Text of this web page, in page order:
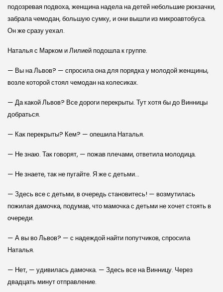
подозревая подвоха, женщина надела на детей небольшие рюкзачки,
забрала чемодан, большую сумку, и они вышли из микроавтобуса.
Он же сразу уехал.
Наталья с Марком и Лилией подошла к группе.
— Вы на Львов? — спросила она для порядка у молодой женщины,
возле которой стоял чемодан на колесиках.
— Да какой Львов? Все дороги перекрыты. Тут хотя бы до Винницы
добраться.
— Как перекрыты? Кем? — опешила Наталья.
— Не знаю. Так говорят, — пожав плечами, ответила молодица.
— Не знаете, так не пугайте. Я же с детьми…
— Здесь все с детьми, в очередь становитесь! — возмутилась
пожилая дамочка, подумав, что мамочка с детьми не хочет стоять в
очереди.
— А вы во Львов? — с надеждой найти попутчиков, спросила
Наталья.
— Нет, — удивилась дамочка. — Здесь все на Винницу. Через
двадцать минут отправление.